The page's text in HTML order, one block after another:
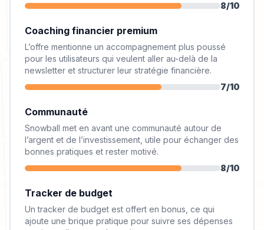
8/10
Coaching financier premium
L’offre mentionne un accompagnement plus poussé
pour les utilisateurs qui veulent aller au-delà de la
newsletter et structurer leur stratégie financière.
7/10
Communauté
Snowball met en avant une communauté autour de
l’argent et de l’investissement, utile pour échanger des
bonnes pratiques et rester motivé.
8/10
Tracker de budget
Un tracker de budget est offert en bonus, ce qui
ajoute une brique pratique pour suivre ses dépenses